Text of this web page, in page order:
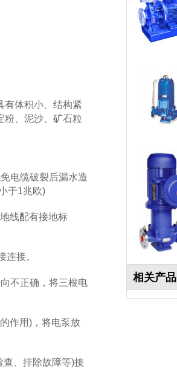
体积小、结构紧
粉、泥沙、矿石粒
电缆破裂后漏水造
于1兆欧)
线配有接地标
接。
不正确，将三根电
作用)，将电泵放
、排除故障等)接
相关产品